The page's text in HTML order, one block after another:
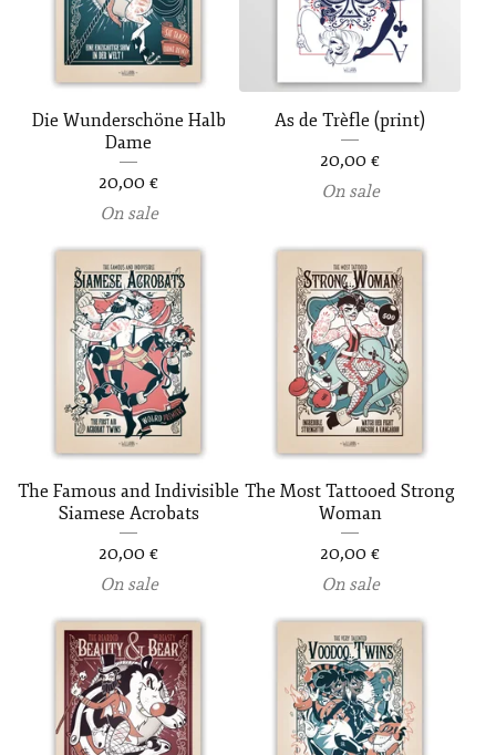
Die Wunderschöne Halb
Dame
20,00 €
On sale
As de Trèfle (print)
20,00 €
On sale
The Famous and Indivisible
Siamese Acrobats
20,00 €
On sale
The Most Tattooed Strong
Woman
20,00 €
On sale